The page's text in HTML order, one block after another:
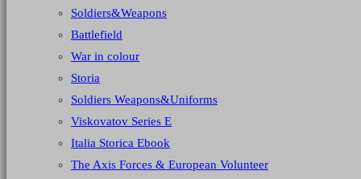
Soldiers&Weapons
Battlefield
War in colour
Storia
Soldiers Weapons&Uniforms
Viskovatov Series E
Italia Storica Ebook
The Axis Forces & European Volunteer